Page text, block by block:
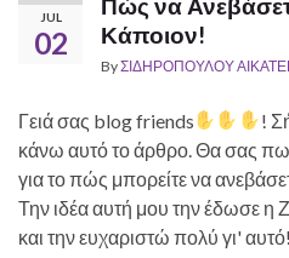
JUL
02
Κάποιον!
ByΣΙΔΗΡΟΠΟΥΛΟΥ
Γειά σας blog friends
!
κάνω αυτό το άρθρο. Θα σας πω
για το πώς μπορείτε να
Την ιδέα αυτή μου την έδωσε
και την ευχαριστώ πολύ γι'